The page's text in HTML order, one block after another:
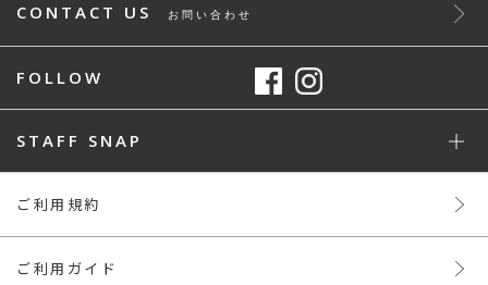
CONTACT US お問い合わせ
FOLLOW
STAFF SNAP
ご利用規約
ご利用ガイド